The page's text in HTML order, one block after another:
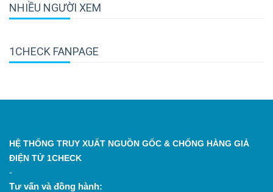
NHIỀU NGƯỜI XEM
1CHECK FANPAGE
HỆ THỐNG TRUY XUẤT NGUỒN GỐC & CHỐNG HÀNG GIẢ
ĐIỆN TỬ 1CHECK
-
Tư vấn và đồng hành: